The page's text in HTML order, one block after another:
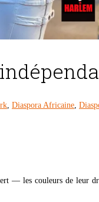
, Diaspora Africaine,
— les couleurs de leur